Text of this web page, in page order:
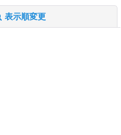
表示順変更